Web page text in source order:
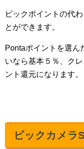
ビックポイントの代
とができます。
Pontaポイントを選ん
いなら基本５％、ク
ント還元になります。
ビックカメラ